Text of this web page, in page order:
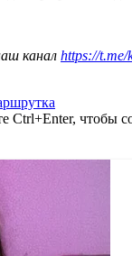
канал https://t.me/
Ctrl+Enter, чтобы